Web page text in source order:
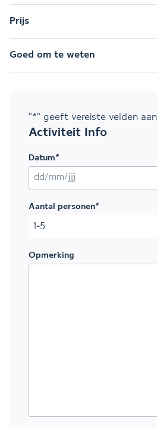
Prijs
Goed om te weten
"*" geeft vereiste velden aan
Activiteit Info
Datum*
DD slash MM slash JJJJ
Aantal personen*
Opmerking